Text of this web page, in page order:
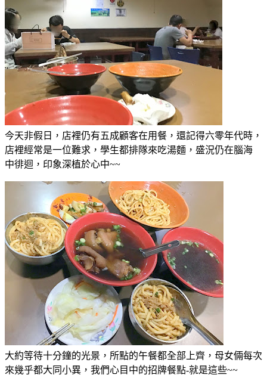
今天非假日，店裡仍有五成顧客在用餐，還記得六零年代時，
店裡經常是一位難求，學生都排隊來吃湯麵，盛況仍在腦海
中徘迴，印象深植於心中~~
大約等待十分鐘的光景，所點的午餐都全部上齊，母女倆每次
來幾乎都大同小異，我們心目中的招牌餐點-就是這些~~